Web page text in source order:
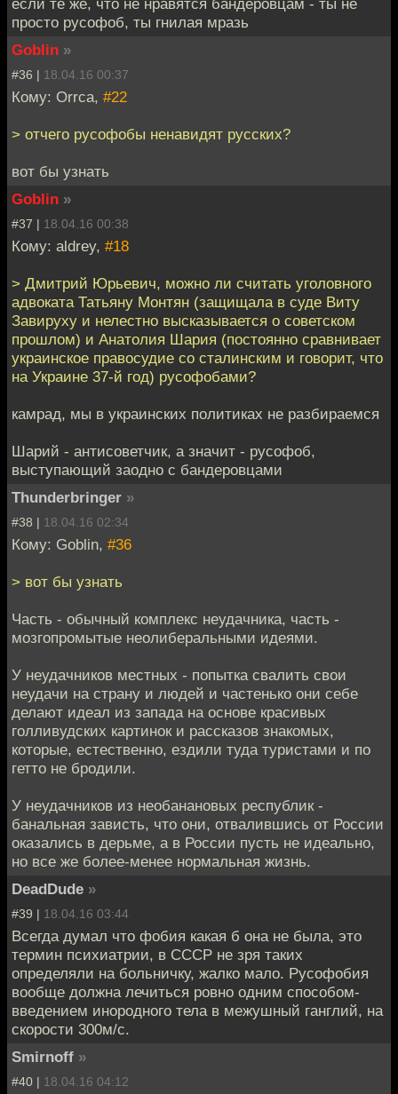
просто русофоб, ты гнилая мразь
Goblin »
#36 | 18.04.16 00:37
Кому: Orrca, #22
> отчего русофобы ненавидят русских?
вот бы узнать
Goblin »
#37 | 18.04.16 00:38
Кому: aldrey, #18
> Дмитрий Юрьевич, можно ли считать уголовного
адвоката Татьяну Монтян (защищала в суде Виту
Завируху и нелестно высказывается о советском
прошлом) и Анатолия Шария (постоянно сравнивает
украинское правосудие со сталинским и говорит, что
на Украине 37-й год) русофобами?
камрад, мы в украинских политиках не разбираемся
Шарий - антисоветчик, а значит - русофоб,
выступающий заодно с бандеровцами
Thunderbringer »
#38 | 18.04.16 02:34
Кому: Goblin, #36
> вот бы узнать
Часть - обычный комплекс неудачника, часть -
мозгопромытые неолиберальными идеями.
У неудачников местных - попытка свалить свои
неудачи на страну и людей и частенько они себе
делают идеал из запада на основе красивых
голливудских картинок и рассказов знакомых,
которые, естественно, ездили туда туристами и по
гетто не бродили.
У неудачников из необанановых республик -
банальная зависть, что они, отвалившись от России
оказались в дерьме, а в России пусть не идеально,
но все же более-менее нормальная жизнь.
DeadDude »
#39 | 18.04.16 03:44
Всегда думал что фобия какая б она не была, это
термин психиатрии, в СССР не зря таких
определяли на больничку, жалко мало. Русофобия
вообще должна лечиться ровно одним способом-
введением инородного тела в межушный ганглий, на
скорости 300м/с.
Smirnoff »
#40 | 18.04.16 04:12